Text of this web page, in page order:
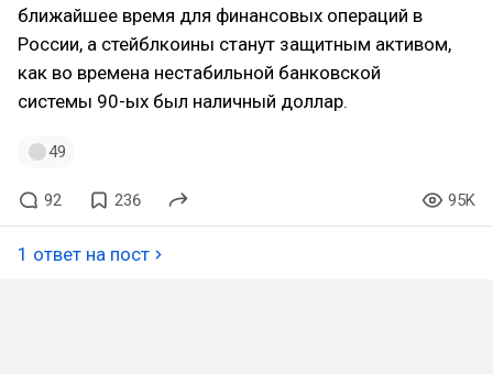
ближайшее время для финансовых операций в
России, а стейблкоины станут защитным активом,
как во времена нестабильной банковской
системы 90-ых был наличный доллар.
49
92 236 95K
1 ответ на пост